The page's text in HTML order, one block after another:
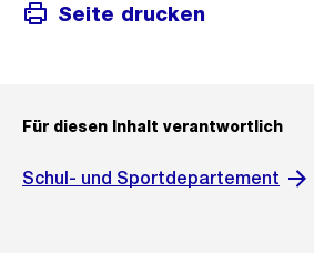
Seite drucken
Für diesen Inhalt verantwortlich
Schul- und Sportdepartement